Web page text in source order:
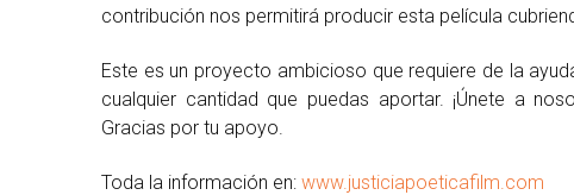
contribución nos permitirá producir esta película
Este es un proyecto ambicioso que requiere de la
cualquier cantidad que puedas aportar. ¡Únete a
Gracias por tu apoyo.
Toda la información en: www.justiciapoeticafilm.com